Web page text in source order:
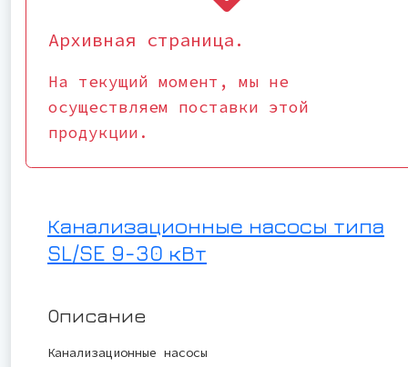
Архивная страница.
На текущий момент, мы не
осуществляем поставки этой
продукции.
Канализационные насосы типа
SL/SE 9-30 кВт
Описание
Канализационные насосы